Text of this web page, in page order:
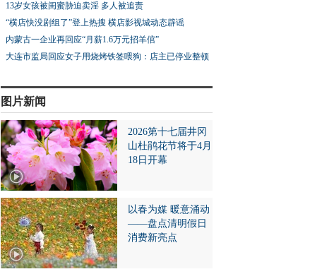
13岁女孩被闺蜜胁迫卖淫 多人被追责
“横店快没剧组了”登上热搜 横店影视城动态辟谣
内蒙古一企业再回应“月薪1.6万元招羊倌”
大连市监局回应女子用烧烤铁签喂狗：店主已停业整顿
图片新闻
2026第十七届井冈
山杜鹃花节将于4月
18日开幕
以春为媒 暖意涌动
——盘点清明假日
消费新亮点